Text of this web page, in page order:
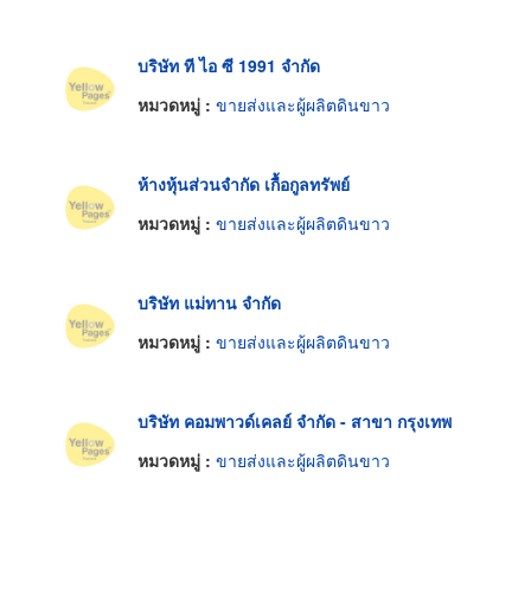
บริษัท ที ไอ ซี 1991 จำกัด
หมวดหมู่ : ขายส่งและผู้ผลิตดินขาว
ห้างหุ้นส่วนจำกัด เกื้อกูลทรัพย์
หมวดหมู่ : ขายส่งและผู้ผลิตดินขาว
บริษัท แม่ทาน จำกัด
หมวดหมู่ : ขายส่งและผู้ผลิตดินขาว
บริษัท คอมพาวด์เคลย์ จำกัด - สาขา กรุงเทพ
หมวดหมู่ : ขายส่งและผู้ผลิตดินขาว